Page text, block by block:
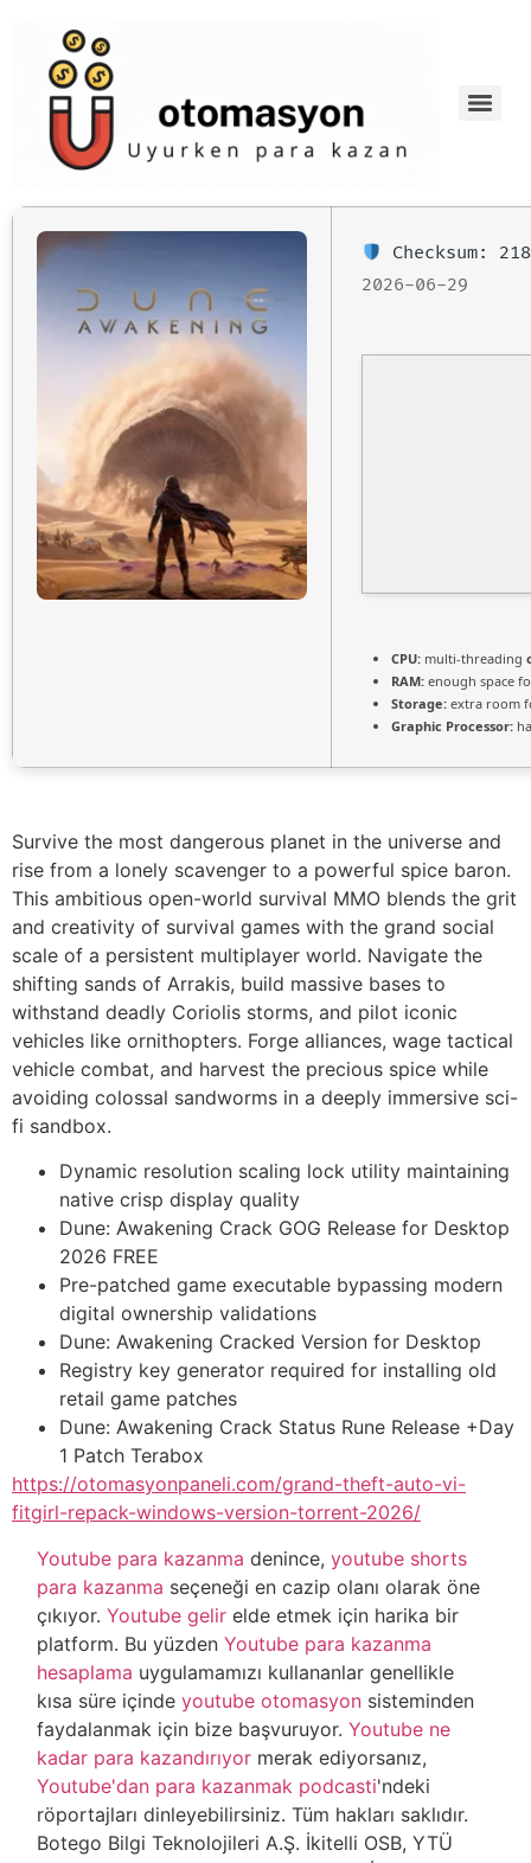
Checksum:
2026-06-29
CPU: multi-threading
RAM: enough space
Storage: extra room
Graphic Processor:
Survive the most dangerous planet in the universe and
rise from a lonely scavenger to a powerful spice baron.
This ambitious open-world survival MMO blends the grit
and creativity of survival games with the grand social
scale of a persistent multiplayer world. Navigate the
shifting sands of Arrakis, build massive bases to
withstand deadly Coriolis storms, and pilot iconic
vehicles like ornithopters. Forge alliances, wage tactical
vehicle combat, and harvest the precious spice while
avoiding colossal sandworms in a deeply immersive sci-
fi sandbox.
Dynamic resolution scaling lock utility maintaining
native crisp display quality
Dune: Awakening Crack GOG Release for Desktop
2026 FREE
Pre-patched game executable bypassing modern
digital ownership validations
Dune: Awakening Cracked Version for Desktop
Registry key generator required for installing old
retail game patches
Dune: Awakening Crack Status Rune Release +Day
1 Patch Terabox
https://otomasyonpaneli.com/grand-theft-auto-vi-
fitgirl-repack-windows-version-torrent-2026/
Youtube para kazanma denince,youtube shorts
para kazanma seçeneği en cazip olanı olarak öne
çıkıyor.Youtube gelir elde etmek için harika bir
platform. Bu yüzdenYoutube para kazanma
hesaplama uygulamamızı kullananlar genellikle
kısa süre içindeyoutube otomasyon sisteminden
faydalanmak için bize başvuruyor.Youtube ne
kadar para kazandırıyor merak ediyorsanız,
Youtube'dan para kazanmak podcasti'ndeki
röportajları dinleyebilirsiniz. Tüm hakları saklıdır.
Botego Bilgi Teknolojileri A.Ş. İkitelli OSB, YTÜ